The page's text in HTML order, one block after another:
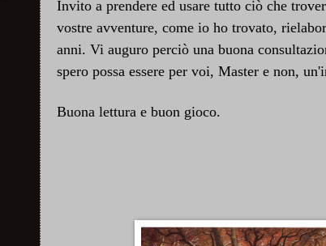
Invito a prendere ed usare tutto ciò che
vostre avventure, come io ho trovato,
anni. Vi auguro perciò una buona
spero possa essere per voi, Master e non,
Buona lettura e buon gioco.